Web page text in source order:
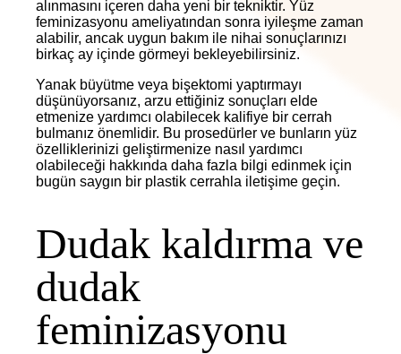
alınmasını içeren daha yeni bir tekniktir. Yüz
feminizasyonu ameliyatından sonra iyileşme zaman
alabilir, ancak uygun bakım ile nihai sonuçlarınızı
birkaç ay içinde görmeyi bekleyebilirsiniz.
Yanak büyütme veya bişektomi yaptırmayı
düşünüyorsanız, arzu ettiğiniz sonuçları elde
etmenize yardımcı olabilecek kalifiye bir cerrah
bulmanız önemlidir. Bu prosedürler ve bunların yüz
özelliklerinizi geliştirmenize nasıl yardımcı
olabileceği hakkında daha fazla bilgi edinmek için
bugün saygın bir plastik cerrahla iletişime geçin.
Dudak kaldırma ve
dudak
feminizasyonu